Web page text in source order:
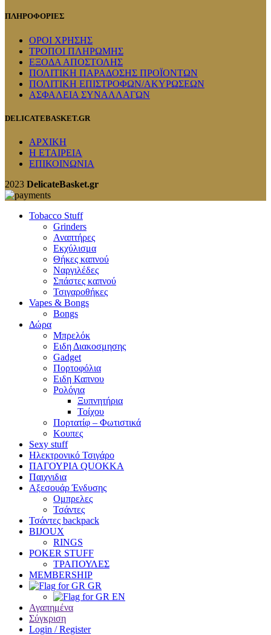
ΠΛΗΡΟΦΟΡΙΕΣ
ΟΡΟΙ ΧΡΗΣΗΣ
ΤΡΟΠΟΙ ΠΛΗΡΩΜΗΣ
ΕΞΟΔΑ ΑΠΟΣΤΟΛΗΣ
ΠΟΛΙΤΙΚΗ ΠΑΡΑΔΟΣΗΣ ΠΡΟΪΟΝΤΩΝ
ΠΟΛΙΤΙΚΗ ΕΠΙΣΤΡΟΦΩΝ/ΑΚΥΡΩΣΕΩΝ
ΑΣΦΑΛΕΙΑ ΣΥΝΑΛΛΑΓΩΝ
DELICATEBASKET.GR
ΑΡΧΙΚΗ
Η ΕΤΑΙΡΕΙΑ
ΕΠΙΚΟΙΝΩΝΙΑ
2023 DelicateBasket.gr
Tobacco Stuff
Grinders
Αναπτήρες
Εκχύλισμα
Θήκες καπνού
Ναργιλέδες
Σπάστες καπνού
Τσιγαροθήκες
Vapes & Bongs
Bongs
Δώρα
Μπρελόκ
Eιδη Διακοσμησης
Gadget
Πορτοφόλια
Ειδη Καπνου
Ρολόγια
Ξυπνητήρια
Τοίχου
Πορτατίφ – Φωτιστικά
Κουπες
Sexy stuff
Ηλεκτρονικό Τσιγάρο
ΠΑΓΟΥΡΙΑ QUOKKA
Παιχνιδια
Αξεσουάρ Ένδυσης
Oμπρελες
Τσάντες
Τσάντες backpack
BIJOUX
RINGS
POKER STUFF
ΤΡΑΠΟΥΛΕΣ
MEMBERSHIP
GR
EN
Αγαπημένα
Σύγκριση
Login / Register